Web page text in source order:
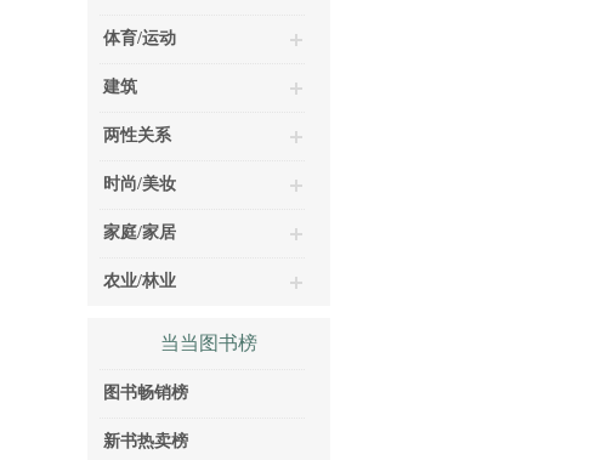
体育/运动
建筑
两性关系
时尚/美妆
家庭/家居
农业/林业
当当图书榜
图书畅销榜
新书热卖榜